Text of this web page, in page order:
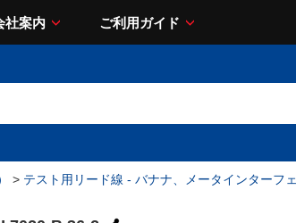
社案内 ご利用ガイド
> テスト用リード線 - バナナ、メータインターフ